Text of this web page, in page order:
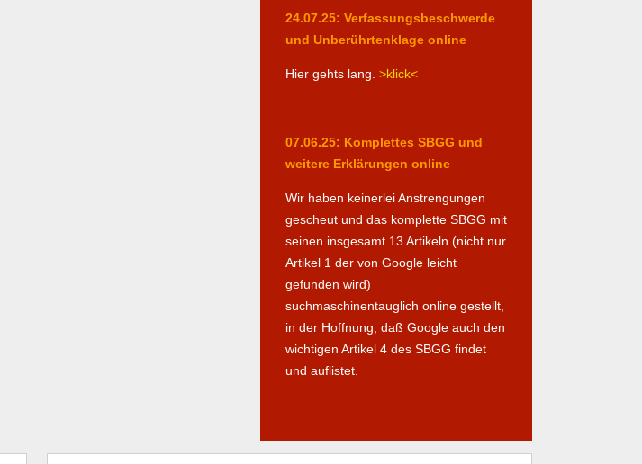
24.07.25: Verfassungsbeschwerde
und Unberührtenklage online
Hier gehts lang. >klick<
07.06.25: Komplettes SBGG und
weitere Erklärungen online
Wir haben keinerlei Anstrengungen
gescheut und das komplette SBGG mit
seinen insgesamt 13 Artikeln (nicht nur
Artikel 1 der von Google leicht
gefunden wird)
suchmaschinentauglich online gestellt,
in der Hoffnung, daß Google auch den
wichtigen Artikel 4 des SBGG findet
und auflistet.